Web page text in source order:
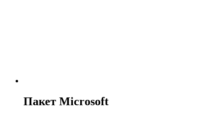
Пакет Microsoft